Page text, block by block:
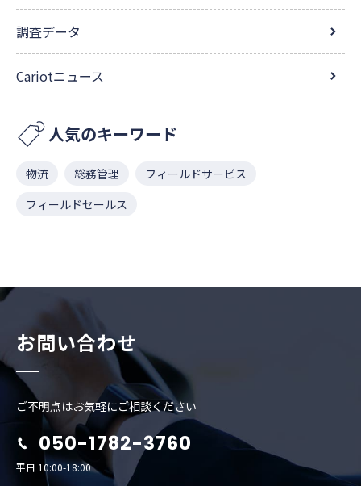
調査データ
Cariotニュース
人気のキーワード
物流 総務管理
フィールドサービス
フィールドセールス
お問い合わせ
ご不明点はお気軽にご相談ください
050-1782-3760
平日 10:00-18:00